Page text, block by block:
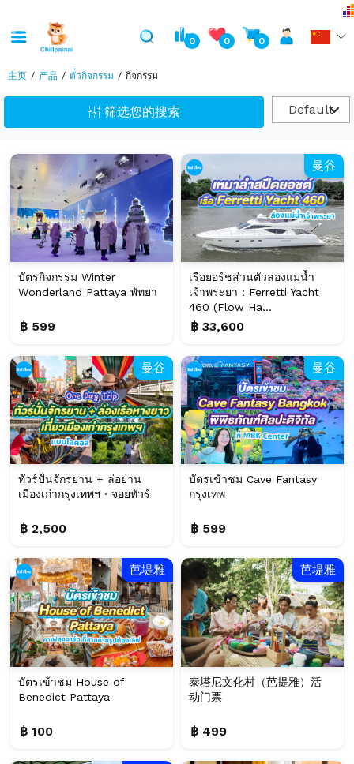
0 0 0
主页 产品 ตั๋วกิจกรรม กิจกรรม
筛选您的搜索 Default
บัตรกิจกรรม Winter
Wonderland Pattaya พัทยา
฿ 599
曼谷
เรือยอร์ชส่วนตัวล่องแม่น้ำ
เจ้าพระยา : Ferretti Yacht
460 (Flow Ha...
฿ 33,600
曼谷
ทัวร์ปั่นจักรยาน + ล่อย่าน
เมืองเก่ากรุงเทพฯ · จอยทัวร์
฿ 2,500
曼谷
บัตรเข้าชม Cave Fantasy
กรุงเทพ
฿ 599
芭堤雅
บัตรเข้าชม House of
Benedict Pattaya
฿ 100
芭堤雅
泰塔尼文化村（芭提雅）活
动门票
฿ 499